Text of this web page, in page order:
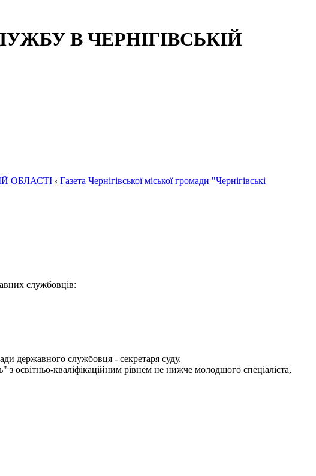
В ЧЕРНІГІВСЬКІЙ
ОБЛАСТІ ‹ Газета Чернігівської міської громади "Чернігівські
службовців:
державного службовця - секретаря суду.
освітньо-кваліфікаційним рівнем не нижче молодшого спеціаліста,